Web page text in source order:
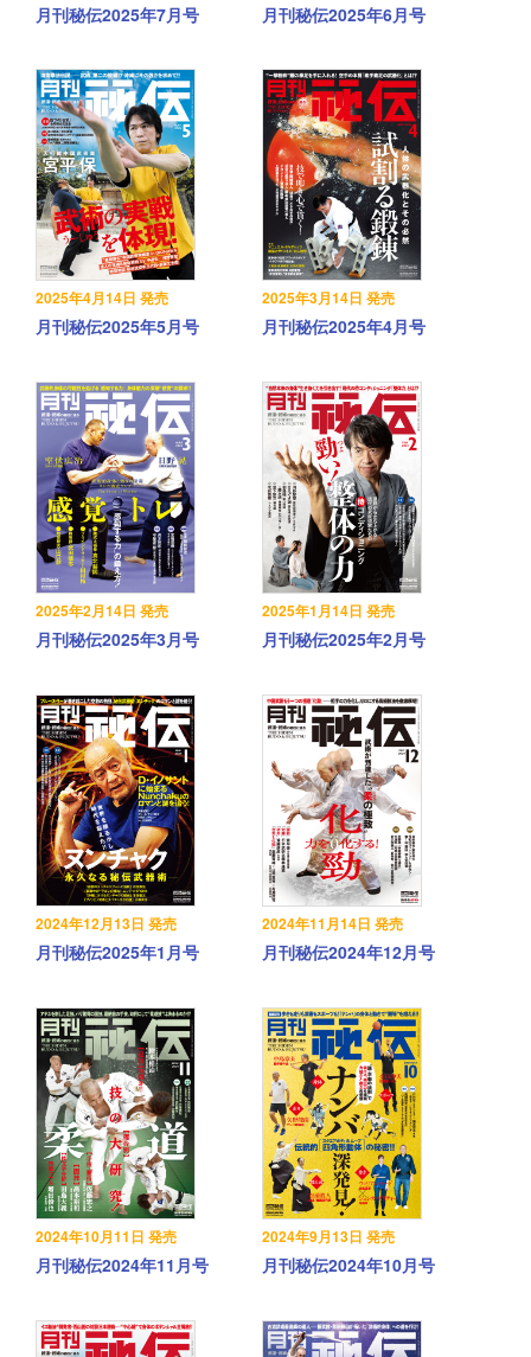
月刊秘伝2025年7月号 月刊秘伝2025年6月号
2025年4月14日 発売
月刊秘伝2025年5月号
2025年3月14日 発売
月刊秘伝2025年4月号
2025年2月14日 発売
月刊秘伝2025年3月号
2025年1月14日 発売
月刊秘伝2025年2月号
2024年12月13日 発売
月刊秘伝2025年1月号
2024年11月14日 発売
月刊秘伝2024年12月号
2024年10月11日 発売
月刊秘伝2024年11月号
2024年9月13日 発売
月刊秘伝2024年10月号